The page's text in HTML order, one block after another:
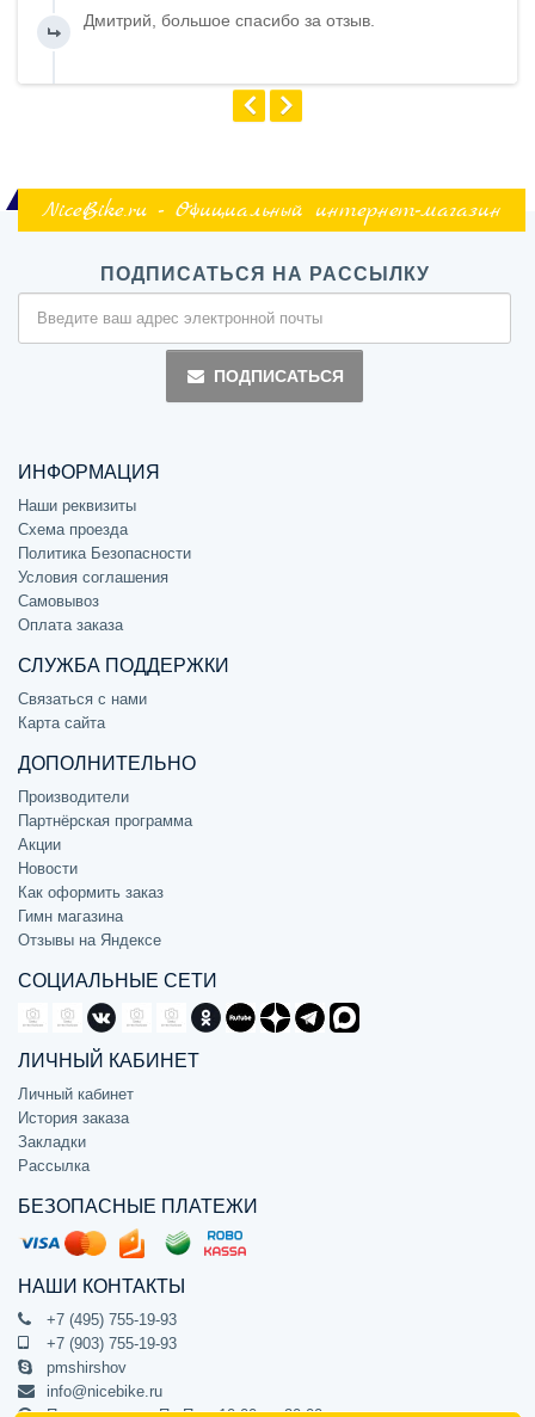
Дмитрий, большое спасибо за отзыв.
NiceBike.ru - Официальный интернет-магазин
ПОДПИСАТЬСЯ НА РАССЫЛКУ
ПОДПИСАТЬСЯ
ИНФОРМАЦИЯ
Наши реквизиты
Схема проезда
Политика Безопасности
Условия соглашения
Самовывоз
Оплата заказа
СЛУЖБА ПОДДЕРЖКИ
Связаться с нами
Карта сайта
ДОПОЛНИТЕЛЬНО
Производители
Партнёрская программа
Акции
Новости
Как оформить заказ
Гимн магазина
Отзывы на Яндексе
СОЦИАЛЬНЫЕ СЕТИ
ЛИЧНЫЙ КАБИНЕТ
Личный кабинет
История заказа
Закладки
Рассылка
БЕЗОПАСНЫЕ ПЛАТЕЖИ
НАШИ КОНТАКТЫ
+7 (495) 755-19-93
+7 (903) 755-19-93
pmshirshov
info@nicebike.ru